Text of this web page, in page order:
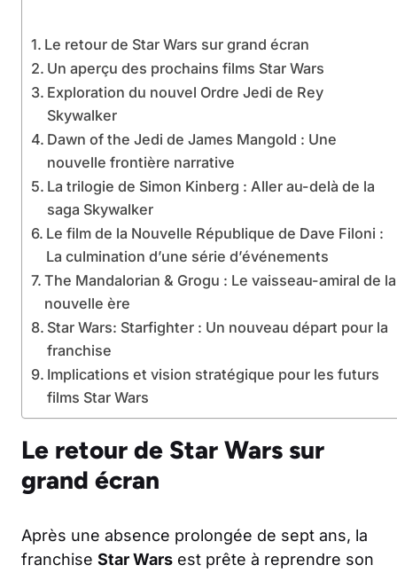
Le retour de Star Wars sur grand écran
Un aperçu des prochains films Star Wars
Exploration du nouvel Ordre Jedi de Rey
Skywalker
Dawn of the Jedi de James Mangold : Une
nouvelle frontière narrative
La trilogie de Simon Kinberg : Aller au-delà de la
saga Skywalker
Le film de la Nouvelle République de Dave Filoni :
La culmination d’une série d’événements
The Mandalorian & Grogu : Le vaisseau-amiral de la
nouvelle ère
Star Wars: Starfighter : Un nouveau départ pour la
franchise
Implications et vision stratégique pour les futurs
films Star Wars
Le retour de Star Wars sur
grand écran
Après une absence prolongée de sept ans, la
franchise Star Wars est prête à reprendre son